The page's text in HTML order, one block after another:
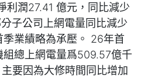
利潤27.41 億元，同比減少
子公司上網電量同比減少
業績略為承壓。 26年首
總上網電量爲509.57億千
要因為大修時間同比增加